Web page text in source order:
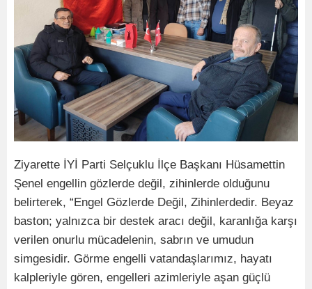
Ziyarette İYİ Parti Selçuklu İlçe Başkanı Hüsamettin
Şenel engellin gözlerde değil, zihinlerde olduğunu
belirterek, “Engel Gözlerde Değil, Zihinlerdedir. Beyaz
baston; yalnızca bir destek aracı değil, karanlığa karşı
verilen onurlu mücadelenin, sabrın ve umudun
simgesidir. Görme engelli vatandaşlarımız, hayatı
kalpleriyle gören, engelleri azimleriyle aşan güçlü